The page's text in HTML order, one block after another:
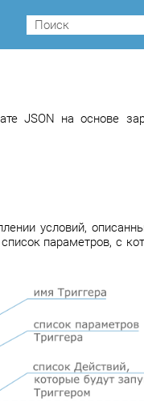
JSON на основе
условий,
параметров, с